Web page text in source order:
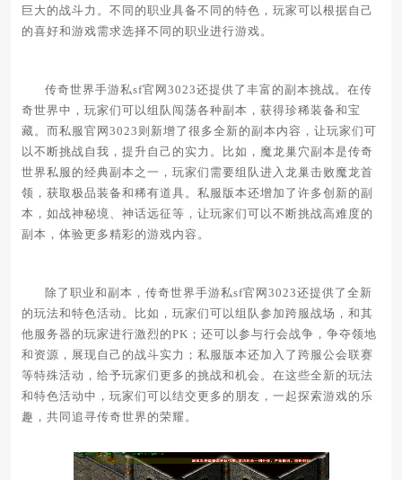
巨大的战斗力。不同的职业具备不同的特色，玩家可以根据自己
的喜好和游戏需求选择不同的职业进行游戏。
传奇世界手游私sf官网3023还提供了丰富的副本挑战。在传
奇世界中，玩家们可以组队闯荡各种副本，获得珍稀装备和宝
藏。而私服官网3023则新增了很多全新的副本内容，让玩家们可
以不断挑战自我，提升自己的实力。比如，魔龙巢穴副本是传奇
世界私服的经典副本之一，玩家们需要组队进入龙巢击败魔龙首
领，获取极品装备和稀有道具。私服版本还增加了许多创新的副
本，如战神秘境、神话远征等，让玩家们可以不断挑战高难度的
副本，体验更多精彩的游戏内容。
除了职业和副本，传奇世界手游私sf官网3023还提供了全新
的玩法和特色活动。比如，玩家们可以组队参加跨服战场，和其
他服务器的玩家进行激烈的PK；还可以参与行会战争，争夺领地
和资源，展现自己的战斗实力；私服版本还加入了跨服公会联赛
等特殊活动，给予玩家们更多的挑战和机会。在这些全新的玩法
和特色活动中，玩家们可以结交更多的朋友，一起探索游戏的乐
趣，共同追寻传奇世界的荣耀。